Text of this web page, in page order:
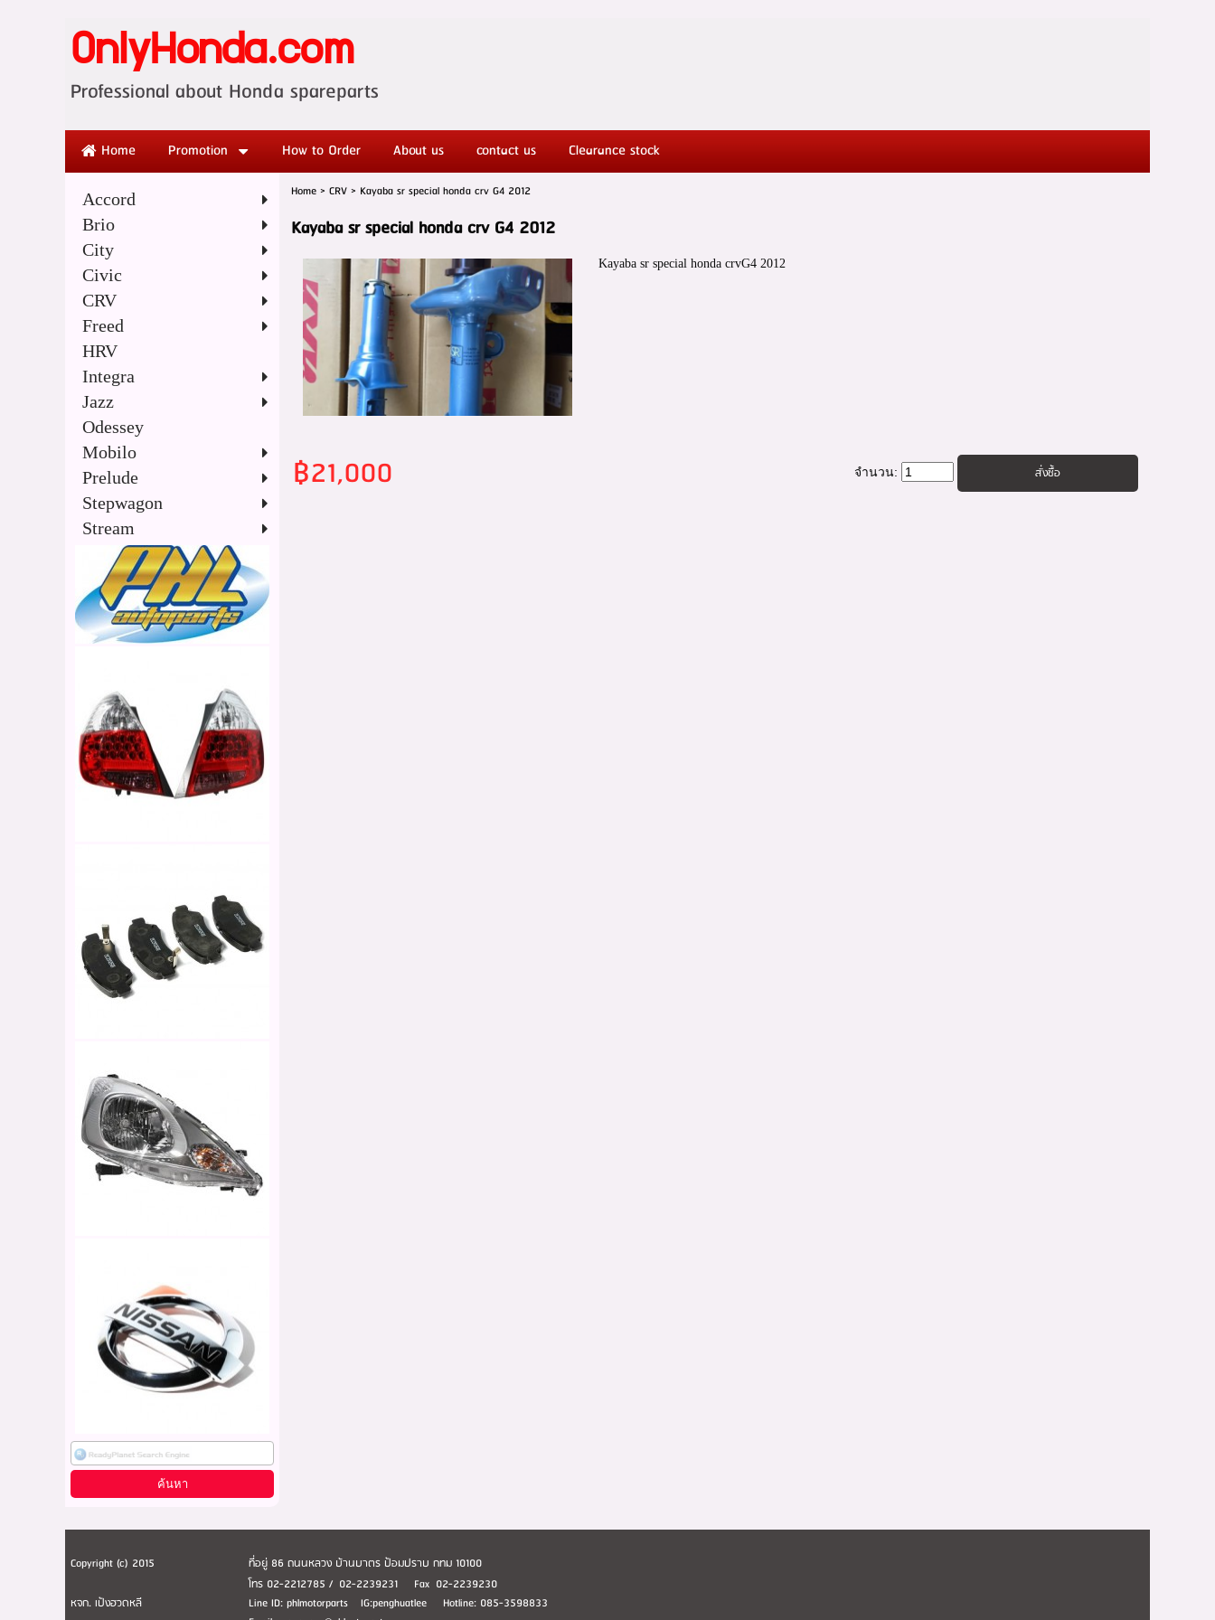
OnlyHonda.com
Professional about Honda spareparts
Home Promotion How to Order About us contact us Clearance stock
Accord
Brio
City
Civic
CRV
Freed
HRV
Integra
Jazz
Odessey
Mobilo
Prelude
Stepwagon
Stream
Home> CRV> Kayaba sr special honda crv G4 2012
Kayaba sr special honda crv G4 2012
Kayaba sr special honda crvG4 2012
฿21,000 จำนวน:
Copyright (c) 2015 ที่อยู่ 86 ถนนหลวง บ้านบาตร ป้อมปราบ กทม 10100
หจก. เป้งฮวดหลี
โทร 02-2212785 / 02-2239231 Fax 02-2239230
Line ID: phlmotorparts IG:penghuatlee Hotline: 085-3598833